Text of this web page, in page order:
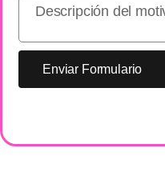
Enviar Formulario